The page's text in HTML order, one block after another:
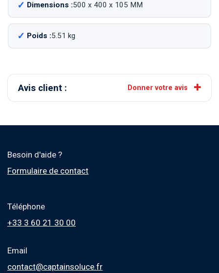
Dimensions :500 x 400 x 105 MM
Poids :5.51 kg
Avis client : Donner votre avis
Besoin d'aide ?
Formulaire de contact
Téléphone
+33 3 60 21 30 00
Email
contact@captainsoluce.fr